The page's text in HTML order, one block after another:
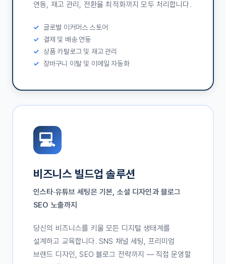
연동, 재고 관리, 전환율 최적화까지 모두 처리합니다.
글로벌 이커머스 스토어
결제 및 배송 연동
상품 카탈로그 및 재고 관리
장바구니 이탈 및 이메일 자동화
💻
비즈니스 빌드업 솔루션
인스타·유튜브 세팅은 기본, 소셜 디자인과 블로그
SEO 노출까지
당신의 비즈니스를 키울 모든 디지털 생태계를
설계하고 교육합니다. SNS 채널 세팅, 프리미엄
브랜드 디자인, SEO 블로그 전략까지 — 직접 운영할